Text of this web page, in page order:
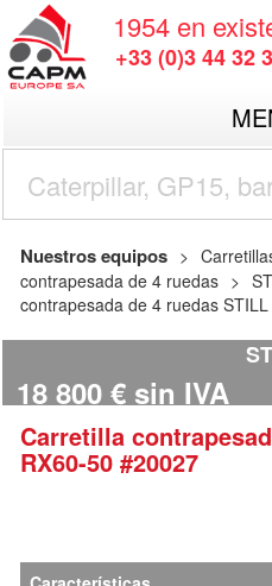
1954 en
+33 (0)3 44 32
Nuestros equipos
contrapesada de 4 ruedas
contrapesada de 4 ruedas
18 800 € sin IVA
Carretilla
RX60-50 #20027